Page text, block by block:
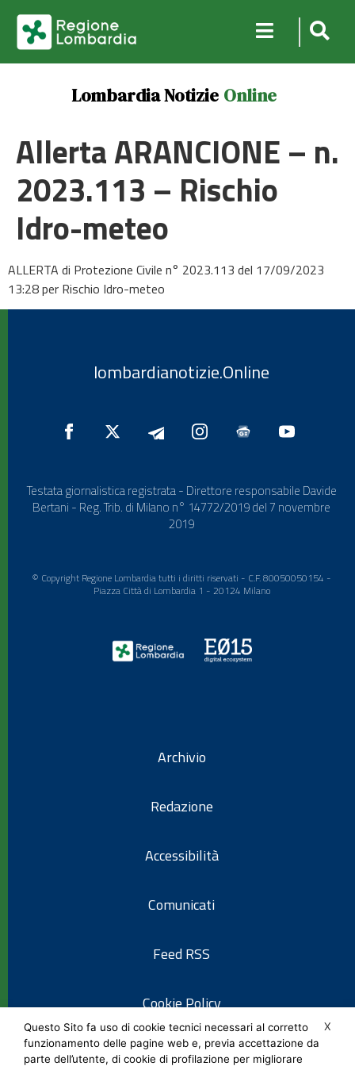
Lombardia Notizie Online
Allerta ARANCIONE – n.
2023.113 – Rischio
Idro-meteo
ALLERTA di Protezione Civile n° 2023.113 del 17/09/2023
13:28 per Rischio Idro-meteo
lombardianotizie.Online
Testata giornalistica registrata - Direttore responsabile Davide
Bertani - Reg. Trib. di Milano n° 14772/2019 del 7 novembre
2019
© Copyright Regione Lombardia tutti i diritti riservati - C.F. 80050050154 -
Piazza Città di Lombardia 1 - 20124 Milano
Archivio
Redazione
Accessibilità
Comunicati
Feed RSS
Cookie Policy
Informativa privacy
X
Questo Sito fa uso di cookie tecnici necessari al corretto
funzionamento delle pagine web e, previa accettazione da
parte dell’utente, di cookie di profilazione per migliorare